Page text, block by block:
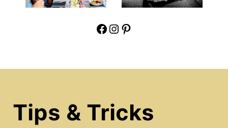
Facebook
Instagram
Pinterest
Tips & Tricks